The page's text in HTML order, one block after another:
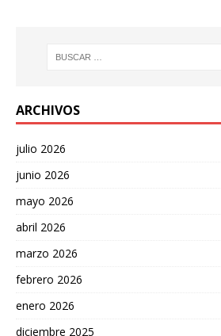
ARCHIVOS
julio 2026
junio 2026
mayo 2026
abril 2026
marzo 2026
febrero 2026
enero 2026
diciembre 2025